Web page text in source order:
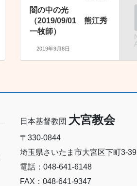
闇の中の光
（2019/09/01 熊江秀
一牧師）
2019年9月8日
日本基督教団 大宮教会
〒330-0844
埼玉県さいたま市大宮区下町3-39
電話：048-641-6148
FAX：048-641-9347